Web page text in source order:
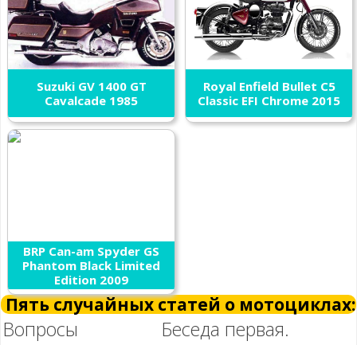
Suzuki GV 1400 GT
Cavalcade 1985
Royal Enfield Bullet C5
Classic EFI Chrome 2015
BRP Can-am Spyder GS
Phantom Black Limited
Edition 2009
Пять случайных статей о мотоциклах:
Вопросы
Беседа первая.